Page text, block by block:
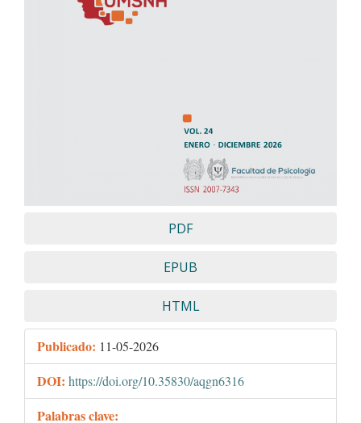
PDF
EPUB
HTML
Publicado: 11-05-2026
DOI: https://doi.org/10.35830/aqgn6316
Palabras clave: